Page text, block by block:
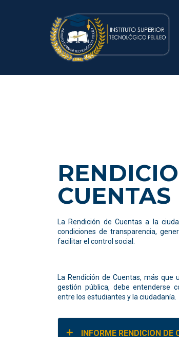
CUENTAS
La Rendición de Cuentas a la
condiciones de transparencia,
facilitar el control social.
La Rendición de Cuentas, más
gestión pública, debe entenderse
entre los estudiantes y la ciudadanía.
INFORME RENDICION DE